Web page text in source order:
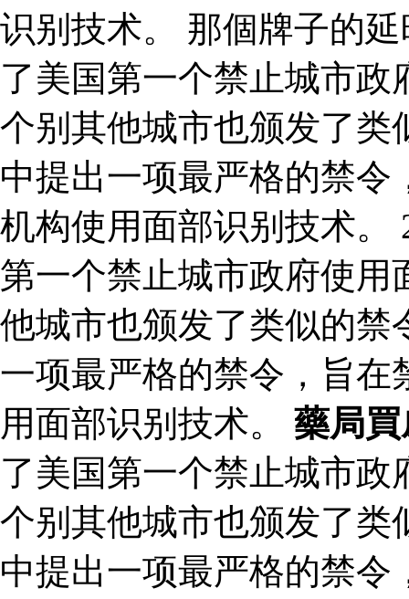
识别技术。 那個牌子的
了美国第一个禁止城市
个别其他城市也颁发了类
中提出一项最严格的禁
机构使用面部识别技术。
第一个禁止城市政府使用
他城市也颁发了类似的禁
一项最严格的禁令，旨在
用面部识别技术。 藥局
了美国第一个禁止城市
个别其他城市也颁发了类
中提出一项最严格的禁